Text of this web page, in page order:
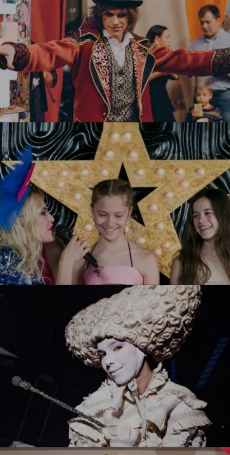
УЗНАТЬ БОЛЬШЕ
Цирк! Цирк! Цирк!
Ты звезда!
Белый стиль